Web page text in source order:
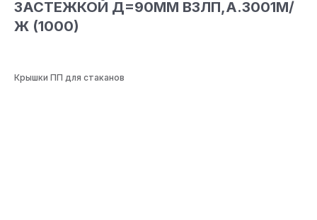
ЗАСТЕЖКОЙ Д=90ММ ВЗЛП,А.3001М/
Ж (1000)
Крышки ПП для стаканов